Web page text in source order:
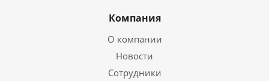
Компания
О компании
Новости
Сотрудники